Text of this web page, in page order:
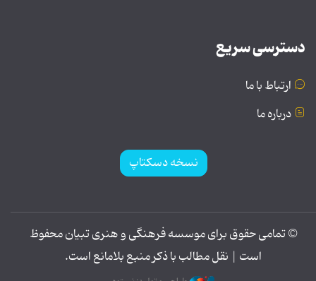
دسترسی سریع
ارتباط با ما
درباره ما
نسخه دسکتاپ
© تمامی حقوق برای موسسه فرهنگی و هنری تبیان محفوظ
است | نقل مطالب با ذکر منبع بلامانع است.